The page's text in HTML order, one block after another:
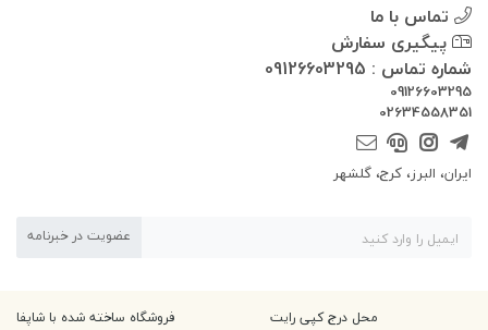
تماس با ما
پیگیری سفارش
شماره تماس : 09126603295
09126603295
02634558351
ایران، البرز، کرج، گلشهر
عضویت در خبرنامه
فروشگاه ساخته شده با شاپفا محل درج کپی رایت